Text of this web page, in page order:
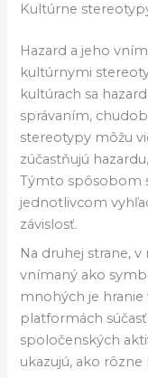
Kultúrne
Hazard a jeho
kultúrnymi
kultúrach sa
správaním,
stereotypy môžu
zúčastňujú
Týmto spôsobom
jednotlivcom
závislosť.
Na druhej strane,
vnímaný ako
mnohých je
platformách
spoločenských
ukazujú, ako